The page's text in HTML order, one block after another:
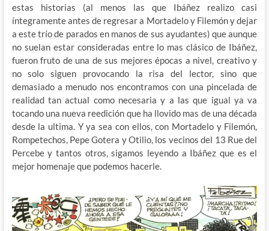
estas historias (al menos las que Ibáñez realizo casi
íntegramente antes de regresar a Mortadelo y Filemón y dejar
a este trío de parados en manos de sus ayudantes) que aunque
no suelan estar consideradas entre lo mas clásico de Ibáñez,
fueron fruto de una de sus mejores épocas a nivel, creativo y
no solo siguen provocando la risa del lector, sino que
demasiado a menudo nos encontramos con una pincelada de
realidad tan actual como necesaria y a las que igual ya va
tocando una nueva reedición que ha llovido mas de una década
desde la ultima. Y ya sea con ellos, con Mortadelo y Filemón,
Rompetechos, Pepe Gotera y Otilio, los vecinos del 13 Rue del
Percebe y tantos otros, sigamos leyendo a Ibáñez que es el
mejor homenaje que podemos hacerle.